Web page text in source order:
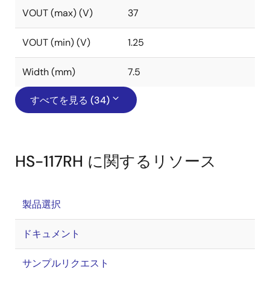
VOUT (max) (V) 37
VOUT (min) (V) 1.25
Width (mm) 7.5
すべてを見る (34)
HS-117RH に関するリソース
製品選択
ドキュメント
サンプルリクエスト